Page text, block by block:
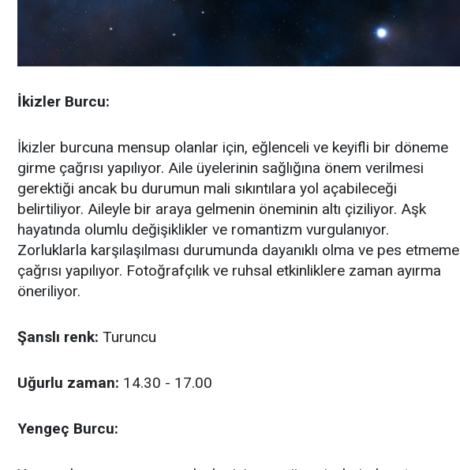
İkizler Burcu:
İkizler burcuna mensup olanlar için, eğlenceli ve keyifli bir döneme
girme çağrısı yapılıyor. Aile üyelerinin sağlığına önem verilmesi
gerektiği ancak bu durumun mali sıkıntılara yol açabileceği
belirtiliyor. Aileyle bir araya gelmenin öneminin altı çiziliyor. Aşk
hayatında olumlu değişiklikler ve romantizm vurgulanıyor.
Zorluklarla karşılaşılması durumunda dayanıklı olma ve pes etmeme
çağrısı yapılıyor. Fotoğrafçılık ve ruhsal etkinliklere zaman ayırma
öneriliyor.
Şanslı renk: Turuncu
Uğurlu zaman: 14.30 - 17.00
Yengeç Burcu: